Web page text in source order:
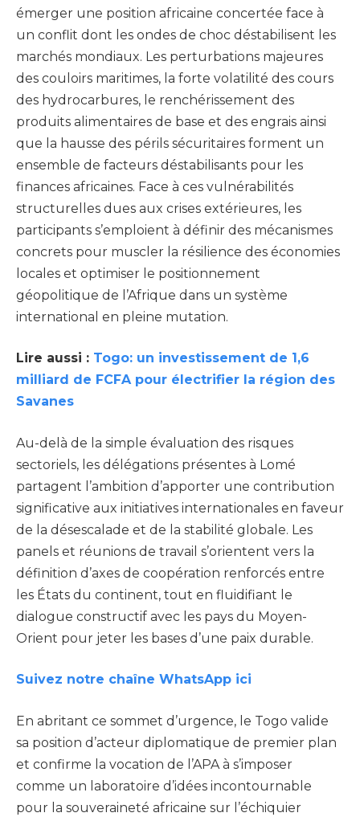
émerger une position africaine concertée face à
un conflit dont les ondes de choc déstabilisent les
marchés mondiaux. Les perturbations majeures
des couloirs maritimes, la forte volatilité des cours
des hydrocarbures, le renchérissement des
produits alimentaires de base et des engrais ainsi
que la hausse des périls sécuritaires forment un
ensemble de facteurs déstabilisants pour les
finances africaines. Face à ces vulnérabilités
structurelles dues aux crises extérieures, les
participants s’emploient à définir des mécanismes
concrets pour muscler la résilience des économies
locales et optimiser le positionnement
géopolitique de l’Afrique dans un système
international en pleine mutation.
Lire aussi : Togo: un investissement de 1,6
milliard de FCFA pour électrifier la région des
Savanes
Au-delà de la simple évaluation des risques
sectoriels, les délégations présentes à Lomé
partagent l’ambition d’apporter une contribution
significative aux initiatives internationales en faveur
de la désescalade et de la stabilité globale. Les
panels et réunions de travail s’orientent vers la
définition d’axes de coopération renforcés entre
les États du continent, tout en fluidifiant le
dialogue constructif avec les pays du Moyen-
Orient pour jeter les bases d’une paix durable.
Suivez notre chaîne WhatsApp ici
En abritant ce sommet d’urgence, le Togo valide
sa position d’acteur diplomatique de premier plan
et confirme la vocation de l’APA à s’imposer
comme un laboratoire d’idées incontournable
pour la souveraineté africaine sur l’échiquier